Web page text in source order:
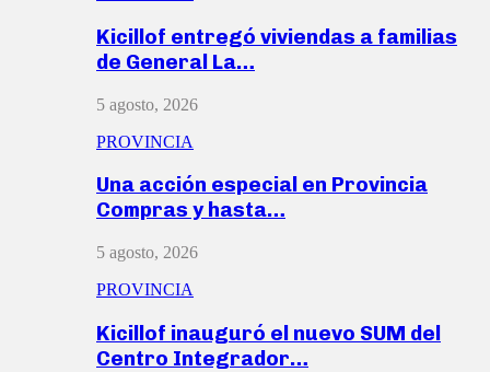
Kicillof entregó viviendas a familias
de General La…
5 agosto, 2026
PROVINCIA
Una acción especial en Provincia
Compras y hasta…
5 agosto, 2026
PROVINCIA
Kicillof inauguró el nuevo SUM del
Centro Integrador…